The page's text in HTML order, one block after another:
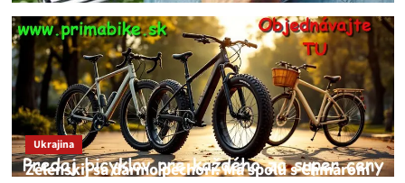
Ukrajina
Zelenskij sa darmo pechorí. Má spolu s Chmarom